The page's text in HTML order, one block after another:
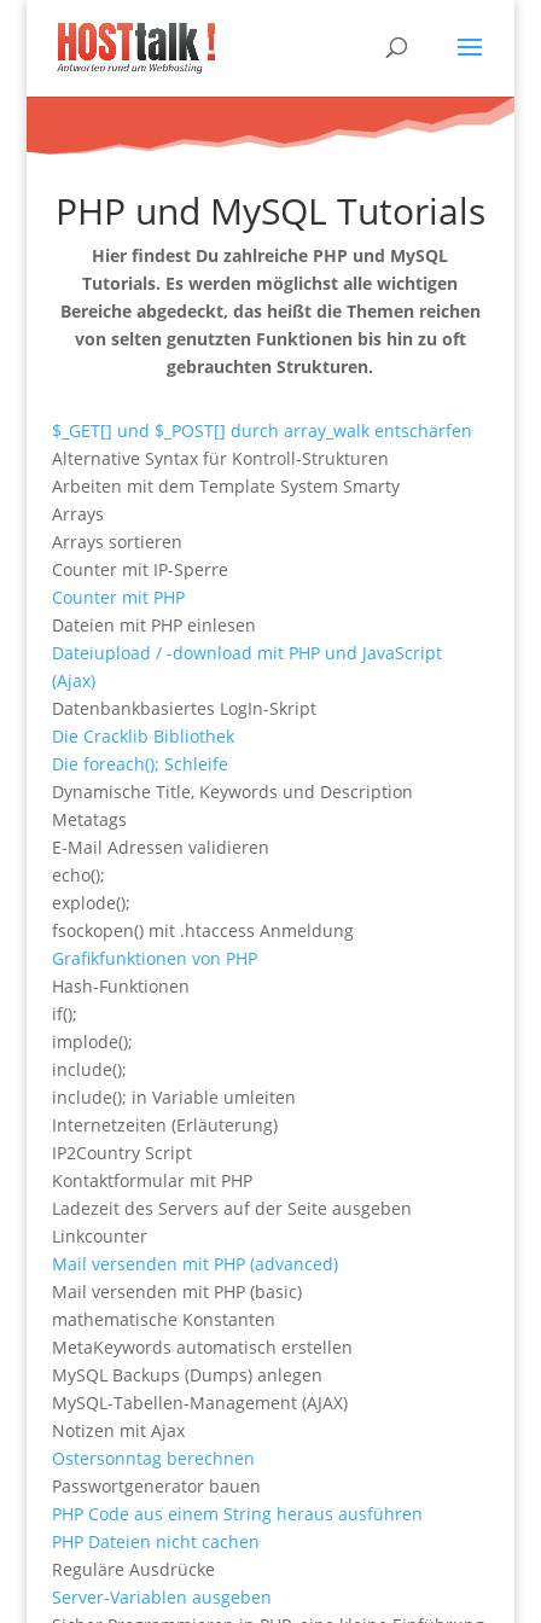
PHP und MySQL Tutorials
Hier findest Du zahlreiche PHP und MySQL
Tutorials. Es werden möglichst alle wichtigen
Bereiche abgedeckt, das heißt die Themen reichen
von selten genutzten Funktionen bis hin zu oft
gebrauchten Strukturen.
$_GET[] und $_POST[] durch array_walk entschärfen
Alternative Syntax für Kontroll-Strukturen
Arbeiten mit dem Template System Smarty
Arrays
Arrays sortieren
Counter mit IP-Sperre
Counter mit PHP
Dateien mit PHP einlesen
Dateiupload / -download mit PHP und JavaScript
(Ajax)
Datenbankbasiertes LogIn-Skript
Die Cracklib Bibliothek
Die foreach(); Schleife
Dynamische Title, Keywords und Description
Metatags
E-Mail Adressen validieren
echo();
explode();
fsockopen() mit .htaccess Anmeldung
Grafikfunktionen von PHP
Hash-Funktionen
if();
implode();
include();
include(); in Variable umleiten
Internetzeiten (Erläuterung)
IP2Country Script
Kontaktformular mit PHP
Ladezeit des Servers auf der Seite ausgeben
Linkcounter
Mail versenden mit PHP (advanced)
Mail versenden mit PHP (basic)
mathematische Konstanten
MetaKeywords automatisch erstellen
MySQL Backups (Dumps) anlegen
MySQL-Tabellen-Management (AJAX)
Notizen mit Ajax
Ostersonntag berechnen
Passwortgenerator bauen
PHP Code aus einem String heraus ausführen
PHP Dateien nicht cachen
Reguläre Ausdrücke
Server-Variablen ausgeben